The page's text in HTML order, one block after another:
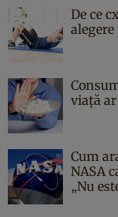
De ce
viață
Cum
NASA
„Nu